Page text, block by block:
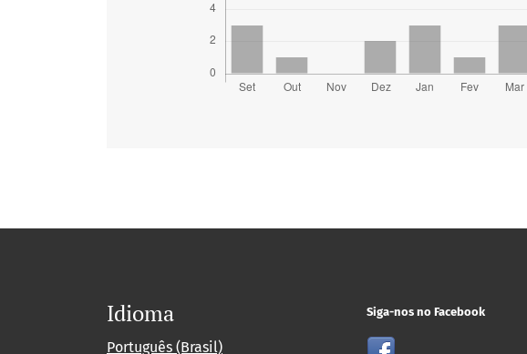
Idioma
Português (Brasil)
Siga-nos no Facebook